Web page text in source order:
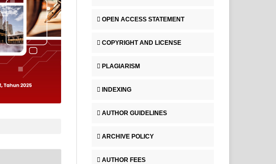
OPEN ACCESS STATEMENT
COPYRIGHT AND LICENSE
PLAGIARISM
INDEXING
AUTHOR GUIDELINES
ARCHIVE POLICY
AUTHOR FEES